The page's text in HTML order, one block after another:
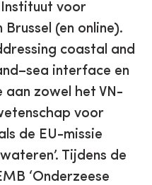
voor
(en online).
coastal and
interface en
zowel het VN-
voor
de EU-missie
Tijdens de
‘Onderzeese